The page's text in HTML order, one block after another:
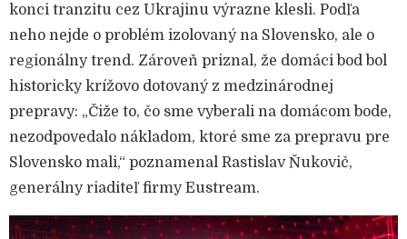
konci tranzitu cez Ukrajinu výrazne klesli. Podľa
neho nejde o problém izolovaný na Slovensko, ale o
regionálny trend. Zároveň priznal, že domáci bod bol
historicky krížovo dotovaný z medzinárodnej
prepravy: „Čiže to, čo sme vyberali na domácom bode,
nezodpovedalo nákladom, ktoré sme za prepravu pre
Slovensko mali,“ poznamenal Rastislav Ňukovič,
generálny riaditeľ firmy Eustream.